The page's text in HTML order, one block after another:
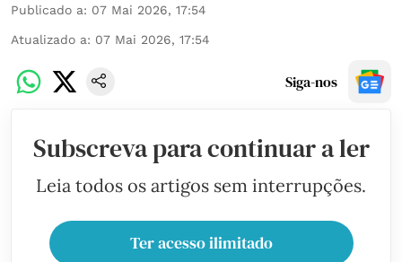
Publicado a: 07 Mai 2026, 17:54
Atualizado a: 07 Mai 2026, 17:54
Siga-nos
Subscreva para continuar a ler
Leia todos os artigos sem interrupções.
Ter acesso ilimitado